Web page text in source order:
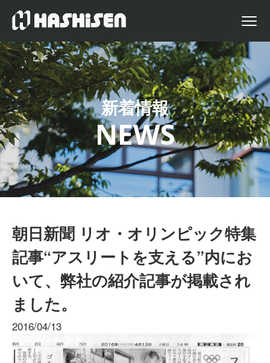
新着情報
NEWS
朝日新聞 リオ・オリンピック特集
記事“アスリートを支える”内にお
いて、弊社の紹介記事が掲載され
ました。
2016/04/13